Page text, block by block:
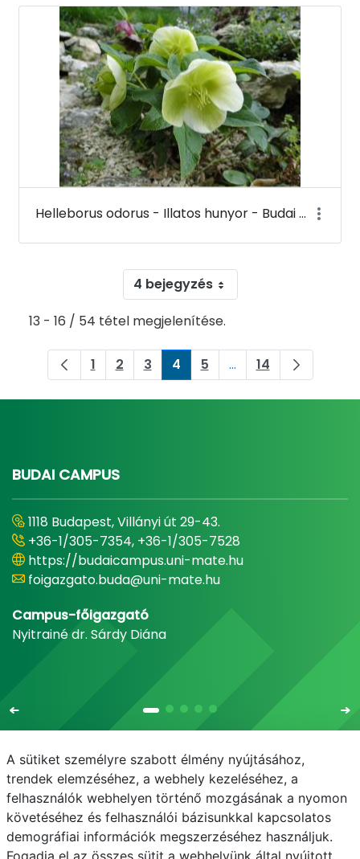
Helleborus odorus - Illatos hunyor - Budai Arborétum
4 bejegyzés
13 - 16 / 54 tétel megjelenítése.
Oldal
1 Oldal
2 Oldal
3 Oldal
4 Oldal
5 ...Köztes oldalak
Oldal
14
BUDAI CAMPUS
1118 Budapest, Villányi út 29-43.
+36-1/305-7354, +36-1/305-7528
https://budaicampus.uni-mate.hu
foigazgato.buda@uni-mate.hu
Campus-főigazgató
Nyitrainé dr. Sárdy Diána
E-mail Telefonkönyv NEPTUN
E-learning
Adatvédelem
A sütiket személyre szabott élmény nyújtásához,
trendek elemzéséhez, a webhely kezeléséhez, a
felhasználók webhelyen történő mozgásának a nyomon
követéséhez és felhasználói bázisunkkal kapcsolatos
demográfiai információk megszerzéséhez használjuk.
Fogadja el az összes sütit a webhelyünk által nyújtott